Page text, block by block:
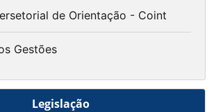
de Orientação - Coint
Gestões
Legislação